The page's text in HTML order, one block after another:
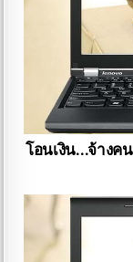
โอนเงิน…จ้าง